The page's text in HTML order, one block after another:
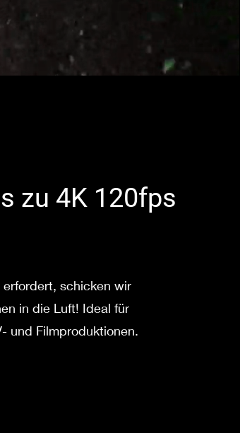
zu 4K 120fps
schicken wir
in die Luft! Ideal für
und Filmproduktionen.